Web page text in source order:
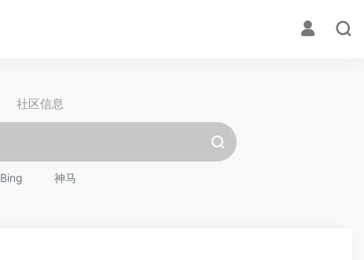
社区信息
Bing 神马